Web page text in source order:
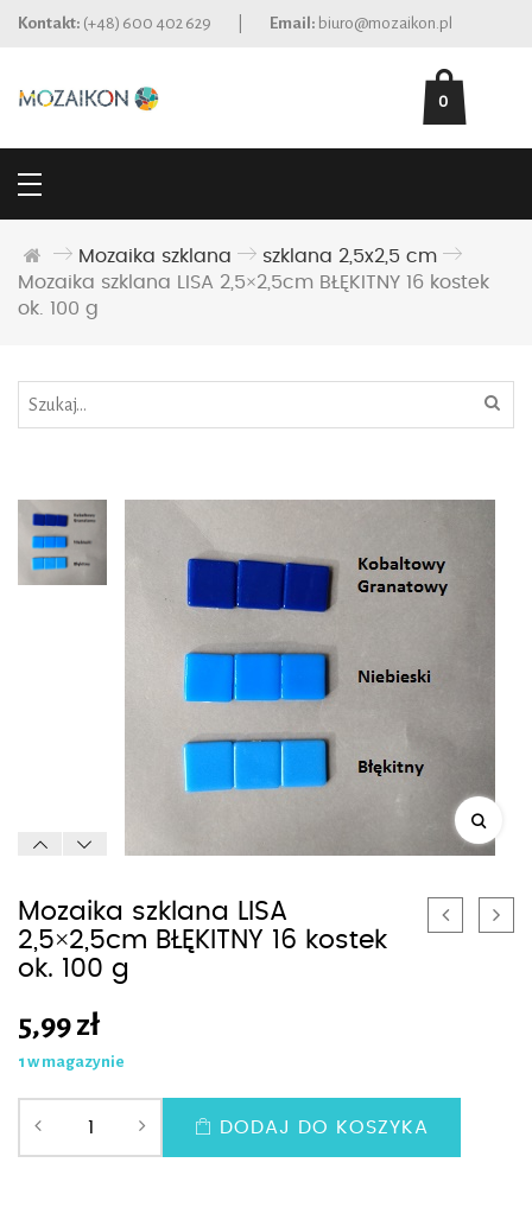
Kontakt: (+48) 600 402 629 Email: biuro@mozaikon.pl
0
Mozaika szklana
szklana 2,5x2,5 cm
Mozaika szklana LISA 2,5×2,5cm BŁĘKITNY 16 kostek
ok. 100 g
Mozaika szklana LISA
2,5×2,5cm BŁĘKITNY 16 kostek
ok. 100 g
5,99zł
1 w magazynie
DODAJ DO KOSZYKA